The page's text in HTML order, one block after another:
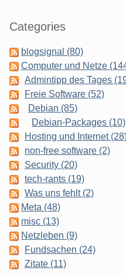
Categories
blogsignal (80)
Computer und Netze
Admintipp des Tages
Freie Software (52)
Debian (85)
Debian-Packages (10)
Hosting und Internet
non-free software (2)
Security (20)
tech-rants (19)
Was uns fehlt (2)
Meta (48)
misc (13)
Netzleben (9)
Fundsachen (24)
Zitate (11)